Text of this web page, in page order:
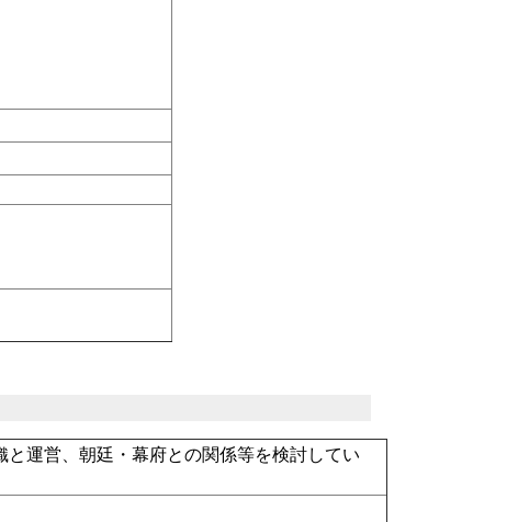
運営、朝廷・幕府との関係等を検討してい